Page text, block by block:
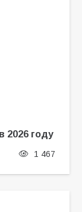
2026 году
1 467